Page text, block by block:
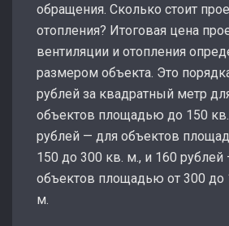
обращения. Сколько стоит
отопления? Итоговая цена
вентиляции и отопления
размером объекта. Это
рублей за квадратный метр
объектов площадью до 150
рублей — для объектов
150 до 300 кв. м., и 160 рублей
объектов площадью от 300 до
м.